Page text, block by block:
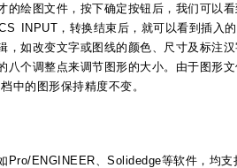
的绘图文件，按下确定按钮后，我们可以
INPUT，转换结束后，就可以看到插
，如改变文字或图线的颜色、尺寸及标注
八个调整点来调节图形的大小。由于图形
档中的图形保持精度不变。
Pro/ENGINEER、Solidedge等软件，均